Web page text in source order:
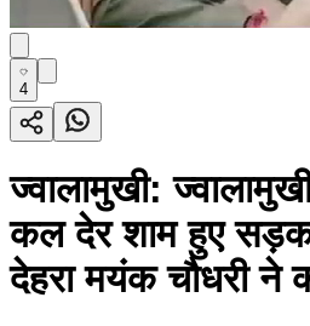
4
ज्वालामुखी:
कल देर शाम हुए सड़क
देहरा मयंक चौधरी ने